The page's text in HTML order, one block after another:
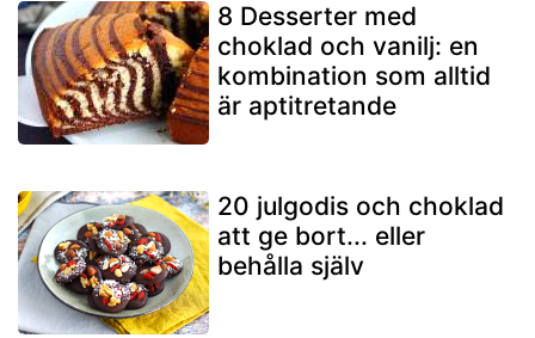
8 Desserter med
choklad och vanilj: en
kombination som alltid
är aptitretande
20 julgodis och choklad
att ge bort... eller
behålla själv